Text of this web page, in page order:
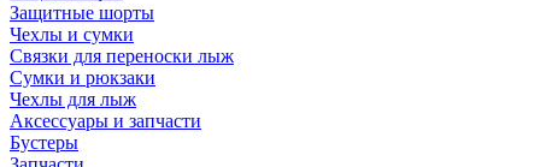
Защитные шорты
Чехлы и сумки
Связки для переноски лыж
Сумки и рюкзаки
Чехлы для лыж
Аксессуары и запчасти
Бустеры